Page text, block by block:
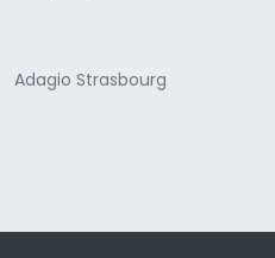
Adagio Strasbourg